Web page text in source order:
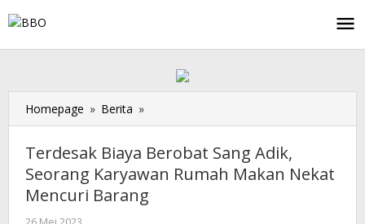
ke
Homepage » Berita »
Biaya
Berobat
Sang
Adik,
Seorang
Terdesak Biaya Berobat Sang Adik,
Seorang Karyawan Rumah Makan Nekat
Mencuri Barang